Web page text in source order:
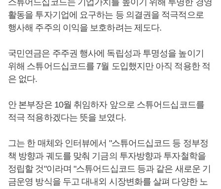
스튜어드십코드는 기업가치를 높이기 위해 투명한 경영
활동을 투자기업에 요구하는 등 의결권을 적극적으로
행사해 주주의 이익을 보호하려는 제도다.
국민연금은 주주권 행사에 독립성과 투명성을 높이기
위해 스튜어드십코드를 7월 도입했지만 아직 적용한 적
은 없다.
안 본부장은 10월 취임하자 앞으로 스튜어드십코드를
적극 적용하겠다는 뜻을 보였다.
그는 한 매체와 인터뷰에서 "스튜어드십코드 등 정부정
책 방향과 궤도를 맞춰 기금의 투자방향과 투자철학을
정립할 것"이라며 "스튜어드십코드 등과 같은 새로운 기
금운영 방식을 두고 대내외 시장변화를 살펴 다양한 노